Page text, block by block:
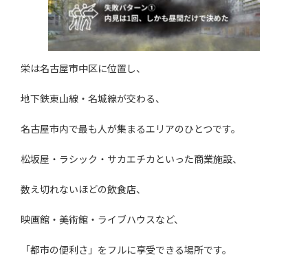
栄は名古屋市中区に位置し、
地下鉄東山線・名城線が交わる、
名古屋市内で最も人が集まるエリアのひとつです。
松坂屋・ラシック・サカエチカといった商業施設、
数え切れないほどの飲食店、
映画館・美術館・ライブハウスなど、
「都市の便利さ」をフルに享受できる場所です。